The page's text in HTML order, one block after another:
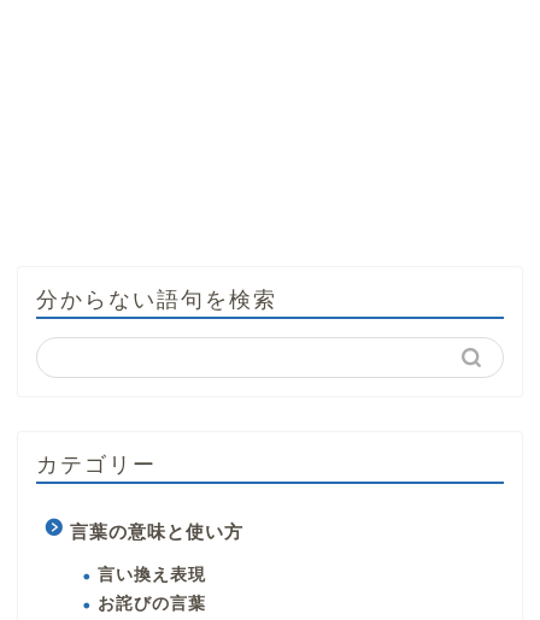
分からない語句を検索
カテゴリー
言葉の意味と使い方
言い換え表現
お詫びの言葉